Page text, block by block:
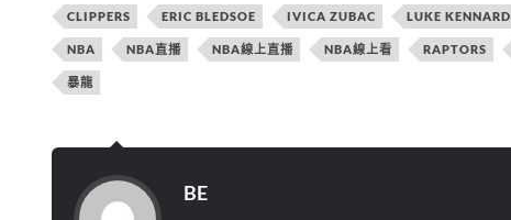
t
e
r
(
在
新
視
啟
F
a
c
e
b
新
中
啟
T
e
l
e
g
新
啟
CLIPPERS ERIC BLEDSOE IVICA ZUBAC LUKE KENNARD
NBA NBA直播 NBA線上直播 NBA線上看 RAPTORS
暴龍
BE